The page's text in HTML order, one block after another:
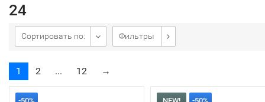
24
Сортировать по: Фильтры
1 2 ... 12 →